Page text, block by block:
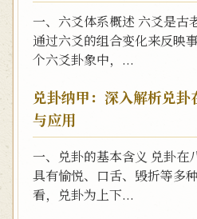
一、六爻体系概述 六爻是古
通过六爻的组合变化来反映
个六爻卦象中，...
兑卦纳甲：深入解析兑
与应用
一、兑卦的基本含义 兑卦在
具有愉悦、口舌、毁折等多
看，兑卦为上下...